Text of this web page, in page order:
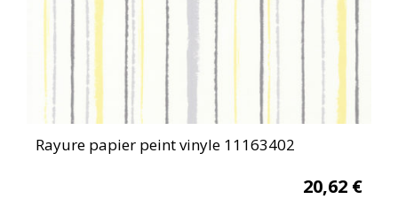
Rayure papier peint vinyle 11163402
20,62 €